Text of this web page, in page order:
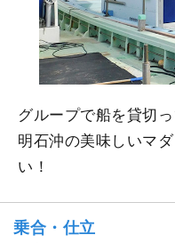
グループで船を貸切
明石沖の美味しいマ
い！
乗合・仕立